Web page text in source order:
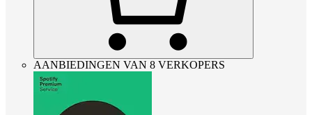
AANBIEDINGEN VAN 8 VERKOPERS